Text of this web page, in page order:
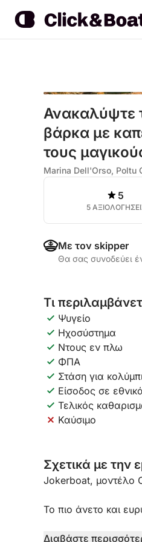
Ανακαλύψτε
βάρκα με
τους
Marina Dell'Orso, Poltu
5
5
Με τον skipper
Θα σας συνοδεύει
Τι
Ψυγείο
Ηχοσύστημα
Ντους εν πλω
ΦΠΑ
Στάση για
Είσοδος σε
Τελικός
Καύσιμο
Σχετικά με την
Jokerboat, μοντέλο
Το πιο άνετο και
Εξοπλισμένο με
Διαβάστε